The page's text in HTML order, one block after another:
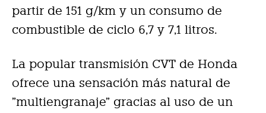
partir de 151 g/km y un consumo de
combustible de ciclo 6,7 y 7,1 litros.
La popular transmisión CVT de Honda
ofrece una sensación más natural de
”multiengranaje” gracias al uso de un